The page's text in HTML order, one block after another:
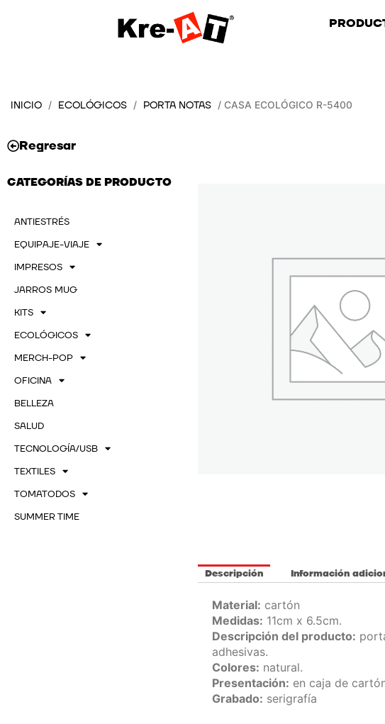
INICIO / ECOLÓGICOS / PORTA NOTAS / CASA ECOLÓGICO R-5400
Regresar
CATEGORÍAS DE PRODUCTO
ANTIESTRÉS
EQUIPAJE-VIAJE
IMPRESOS
JARROS MUG
KITS
ECOLÓGICOS
MERCH-POP
OFICINA
BELLEZA
SALUD
TECNOLOGÍA/USB
TEXTILES
TOMATODOS
SUMMER TIME
Descripción Información
Material: cartón
Medidas: 11cm x 6.5cm.
Descripción del producto:
adhesivas.
Colores: natural.
Presentación: en caja de
Grabado: serigrafía